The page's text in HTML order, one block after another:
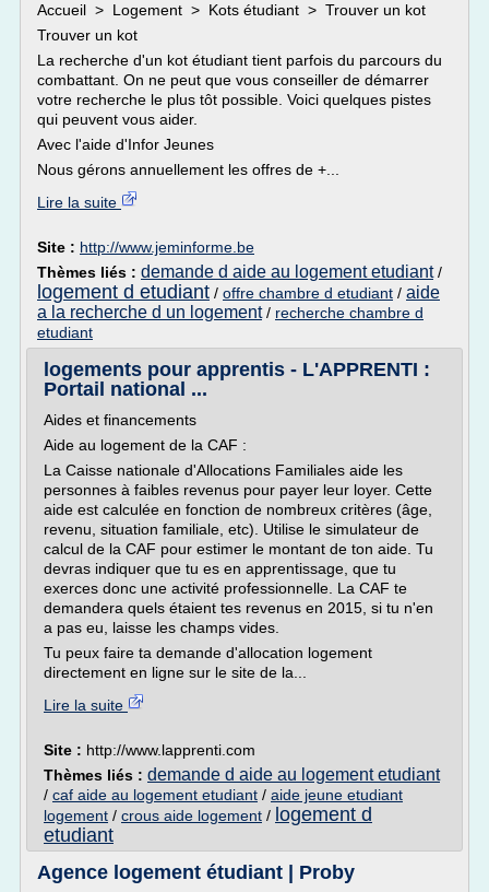
Accueil > Logement > Kots étudiant > Trouver un kot
Trouver un kot
La recherche d'un kot étudiant tient parfois du parcours du
combattant. On ne peut que vous conseiller de démarrer
votre recherche le plus tôt possible. Voici quelques pistes
qui peuvent vous aider.
Avec l'aide d'Infor Jeunes
Nous gérons annuellement les offres de +...
Lire la suite
Site : http://www.jeminforme.be
Thèmes liés : demande d aide au logement etudiant/
logement d etudiant / offre chambre d etudiant / aide
a la recherche d un logement/ recherche chambre d
etudiant
logements pour apprentis - L'APPRENTI :
Portail national ...
Aides et financements
Aide au logement de la CAF :
La Caisse nationale d'Allocations Familiales aide les
personnes à faibles revenus pour payer leur loyer. Cette
aide est calculée en fonction de nombreux critères (âge,
revenu, situation familiale, etc). Utilise le simulateur de
calcul de la CAF pour estimer le montant de ton aide. Tu
devras indiquer que tu es en apprentissage, que tu
exerces donc une activité professionnelle. La CAF te
demandera quels étaient tes revenus en 2015, si tu n'en
a pas eu, laisse les champs vides.
Tu peux faire ta demande d'allocation logement
directement en ligne sur le site de la...
Lire la suite
Site : http://www.lapprenti.com
Thèmes liés : demande d aide au logement etudiant
/ caf aide au logement etudiant / aide jeune etudiant
logement / crous aide logement / logement d
etudiant
Agence logement étudiant | Proby